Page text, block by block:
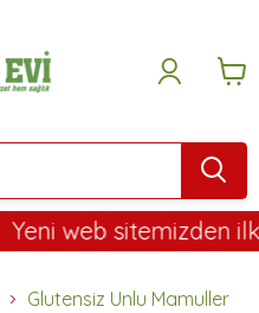
Yeni web sitemizden ilk
Glutensiz Unlu Mamuller